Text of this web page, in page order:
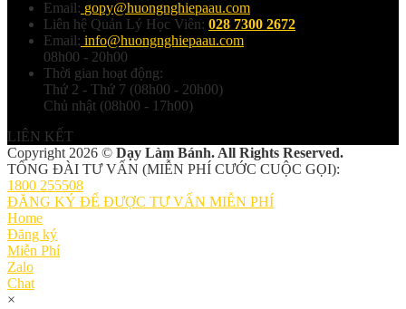
Email: gopy@huongnghiepaau.com
Liên hệ Quản Lý Học Viên: 028 7300 2672
Email: info@huongnghiepaau.com
08h00 - 20h00
Thời gian hoạt động:
Thứ 2 - Thứ 7 (08h00 - 20h00)
Chủ nhật (08h00 - 17h00)
LIÊN KẾT
Copyright 2026 © Dạy Làm Bánh. All Rights Reserved.
TỔNG ĐÀI TƯ VẤN (MIỄN PHÍ CƯỚC CUỘC GỌI):
1800 255508
ĐĂNG KÝ ĐỂ ĐƯỢC TƯ VẤN MIỄN PHÍ
Home
Đăng ký
Miễn Phí
Zalo
Chat
×